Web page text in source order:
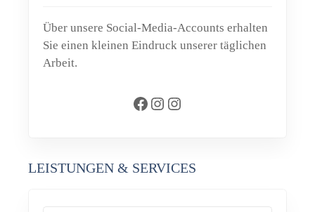
Über unsere Social-Media-Accounts erhalten
Sie einen kleinen Eindruck unserer täglichen
Arbeit.
Facebook Instagram Instagram
LEISTUNGEN & SERVICES